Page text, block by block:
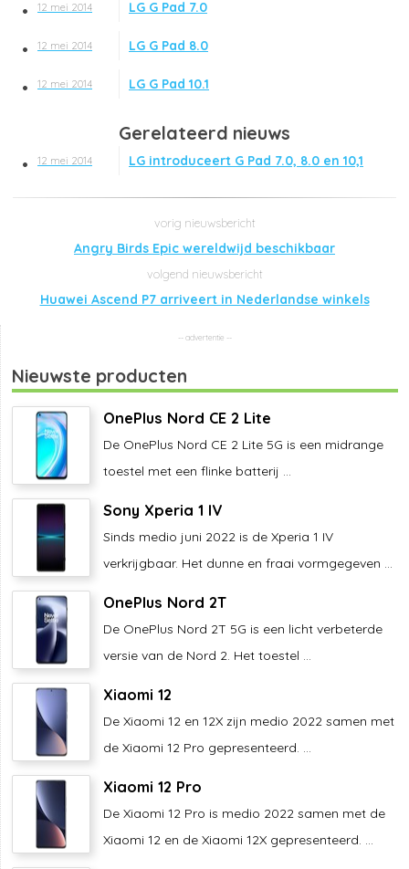
12 mei 2014 LG G Pad 7.0
12 mei 2014 LG G Pad 8.0
12 mei 2014 LG G Pad 10.1
Gerelateerd nieuws
12 mei 2014 LG introduceert G Pad 7.0, 8.0 en 10,1
Angry Birds Epic wereldwijd beschikbaar
Huawei Ascend P7 arriveert in Nederlandse winkels
Nieuwste producten
OnePlus Nord CE 2 Lite
De OnePlus Nord CE 2 Lite 5G is een midrange
toestel met een flinke batterij ...
Sony Xperia 1 IV
Sinds medio juni 2022 is de Xperia 1 IV
verkrijgbaar. Het dunne en fraai vormgegeven ...
OnePlus Nord 2T
De OnePlus Nord 2T 5G is een licht verbeterde
versie van de Nord 2. Het toestel ...
Xiaomi 12
De Xiaomi 12 en 12X zijn medio 2022 samen met
de Xiaomi 12 Pro gepresenteerd. ...
Xiaomi 12 Pro
De Xiaomi 12 Pro is medio 2022 samen met de
Xiaomi 12 en de Xiaomi 12X gepresenteerd. ...